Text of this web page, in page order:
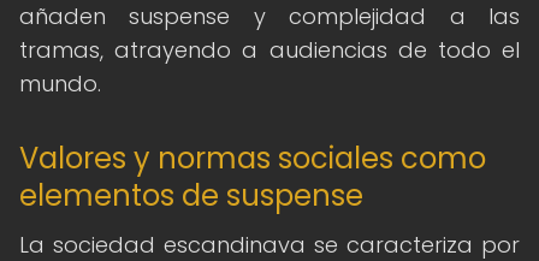
añaden suspense y complejidad a las
tramas, atrayendo a audiencias de todo el
mundo.
Valores y normas sociales como
elementos de suspense
La sociedad escandinava se caracteriza por